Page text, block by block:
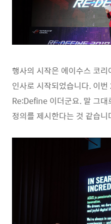
행사의 시작은 에이수스 코
인사로 시작되었습니다. 이
Re:Define 이더군요. 말 그
정의를 제시한다는 것 같습니